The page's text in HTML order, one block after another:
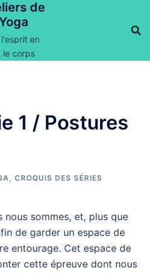
de
en
le corps
1 / Postures
, CROQUIS DES SÉRIES
nous sommes, et, plus que
de garder un espace de
entourage. Cet espace de
cette épreuve dont nous